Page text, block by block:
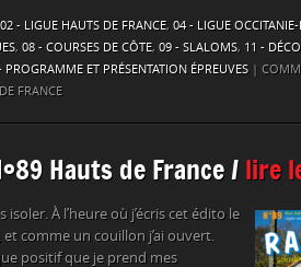
02 - LIGUE HAUTS DE FRANCE, 04 - LIGUE OCCITANIE-
, 08 - COURSES DE CÔTE, 09 - SLALOMS, 11 -
PROGRAMME ET PRÉSENTATION ÉPREUVES |
FRANCE
Hauts de France / lire
isoler. À l’heure où j’écris cet édito le
comme un couillon j’ai ouvert.
positif que je prend mes